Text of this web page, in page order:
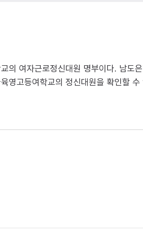
의 여자근로정신대원 명부이다. 남
영고등여학교의 정신대원을 확인할